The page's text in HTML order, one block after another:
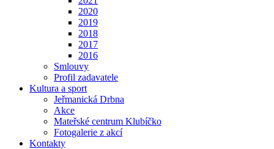
2020
2019
2018
2017
2016
Smlouvy
Profil zadavatele
Kultura a sport
Jeřmanická Drbna
Akce
Mateřské centrum Klubíčko
Fotogalerie z akcí
Kontakty